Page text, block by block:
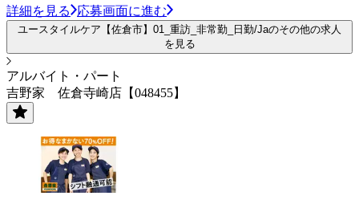
詳細を見る 応募画面に進む
ユースタイルケア【佐倉市】01_重訪_非常勤_日勤/Jaのその他の求人
を見る
アルバイト・パート
吉野家 佐倉寺崎店【048455】